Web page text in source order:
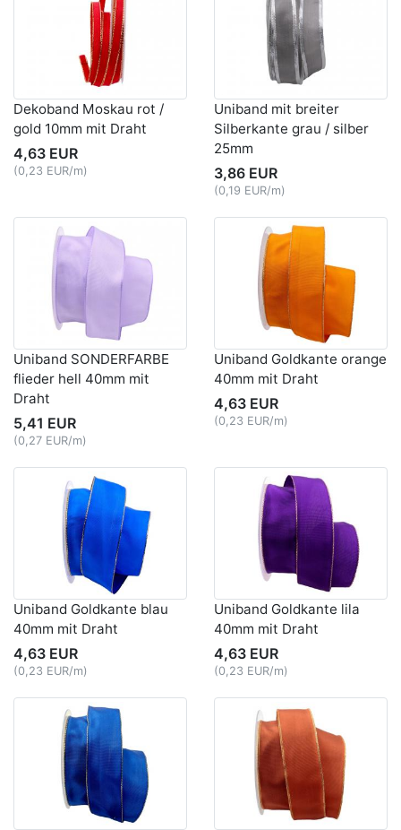
Dekoband Moskau rot /
gold 10mm mit Draht
4,63 EUR
(0,23 EUR/m)
Uniband mit breiter
Silberkante grau / silber
25mm
3,86 EUR
(0,19 EUR/m)
Uniband SONDERFARBE
flieder hell 40mm mit
Draht
5,41 EUR
(0,27 EUR/m)
Uniband Goldkante orange
40mm mit Draht
4,63 EUR
(0,23 EUR/m)
Uniband Goldkante blau
40mm mit Draht
4,63 EUR
(0,23 EUR/m)
Uniband Goldkante lila
40mm mit Draht
4,63 EUR
(0,23 EUR/m)